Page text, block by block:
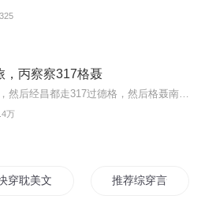
，丙察察317格聂
万
穿耽美文推荐 推荐综穿言情文